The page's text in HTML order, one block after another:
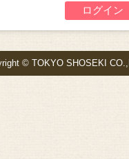
ログイン
© TOKYO SHOSEKI